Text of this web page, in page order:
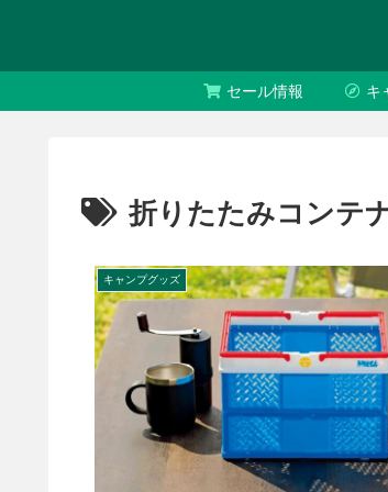
セール情報 キ
折りたたみコンテ
キャンプグッズ